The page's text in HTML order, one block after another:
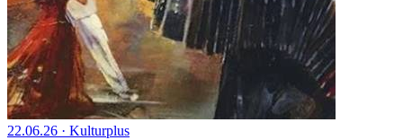
22.06.26 · Kulturplus